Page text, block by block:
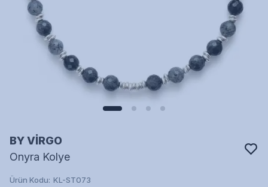
BY VİRGO
Onyra Kolye
Ürün Kodu: KL-ST073